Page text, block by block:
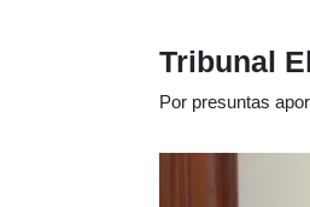
Tribunal
Por presuntas